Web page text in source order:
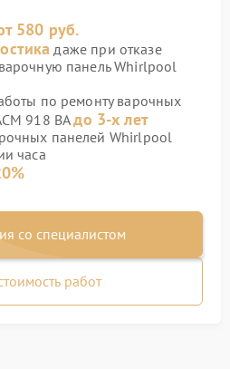
580 руб.
даже при отказе
панель Whirlpool
по ремонту варочных
918 BAдо 3-х лет
панелей Whirlpool
часа
со специалистом
работ